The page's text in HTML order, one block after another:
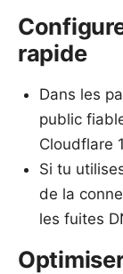
rapide
Dans les
public
Cloudflare
Si tu
de la
les fuites